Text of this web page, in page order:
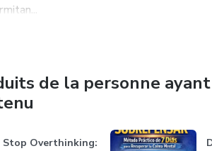
:
de la personne ayant
Stop Overthinking: